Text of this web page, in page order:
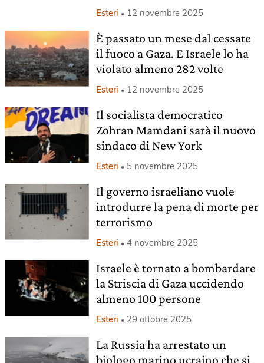
Esteri 12 novembre 2025
È passato un mese dal cessate
il fuoco a Gaza. E Israele lo ha
violato almeno 282 volte
Esteri 12 novembre 2025
Il socialista democratico
Zohran Mamdani sarà il nuovo
sindaco di New York
Esteri 5 novembre 2025
Il governo israeliano vuole
introdurre la pena di morte per
terrorismo
Esteri 4 novembre 2025
Israele è tornato a bombardare
la Striscia di Gaza uccidendo
almeno 100 persone
Esteri 29 ottobre 2025
La Russia ha arrestato un
biologo marino ucraino che si